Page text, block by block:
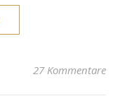
27 Kommentare